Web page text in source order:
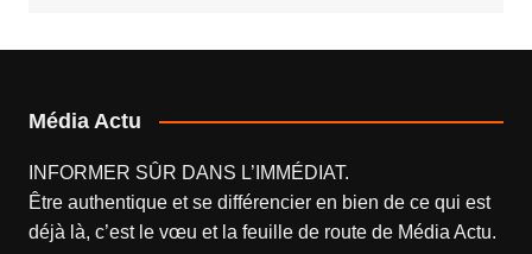
Média Actu
INFORMER SÛR DANS L’IMMÉDIAT.
Être authentique et se différencier en bien de ce qui est
déjà là, c’est le vœu et la feuille de route de Média Actu.